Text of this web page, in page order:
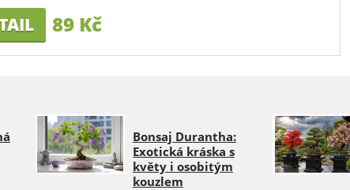
89 Kč
Bonsaj Durantha:
Exotická kráska s
květy i osobitým
kouzlem